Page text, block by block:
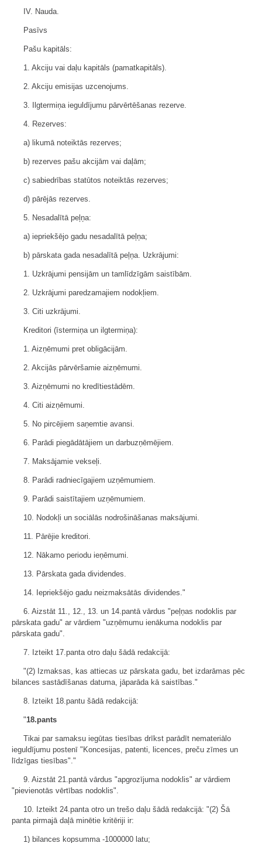
IV. Nauda.
Pasīvs
Pašu kapitāls:
1. Akciju vai daļu kapitāls (pamatkapitāls).
2. Akciju emisijas uzcenojums.
3. Ilgtermiņa ieguldījumu pārvērtēšanas rezerve.
4. Rezerves:
a) likumā noteiktās rezerves;
b) rezerves pašu akcijām vai daļām;
c) sabiedrības statūtos noteiktās rezerves;
d) pārējās rezerves.
5. Nesadalītā peļņa:
a) iepriekšējo gadu nesadalītā peļņa;
b) pārskata gada nesadalītā peļņa. Uzkrājumi:
1. Uzkrājumi pensijām un tamlīdzīgām saistībām.
2. Uzkrājumi paredzamajiem nodokļiem.
3. Citi uzkrājumi.
Kreditori (īstermiņa un ilgtermiņa):
1. Aizņēmumi pret obligācijām.
2. Akcijās pārvēršamie aizņēmumi.
3. Aizņēmumi no kredītiestādēm.
4. Citi aizņēmumi.
5. No pircējiem saņemtie avansi.
6. Parādi piegādātājiem un darbuzņēmējiem.
7. Maksājamie vekseļi.
8. Parādi radniecīgajiem uzņēmumiem.
9. Parādi saistītajiem uzņēmumiem.
10. Nodokļi un sociālās nodrošināšanas maksājumi.
11. Pārējie kreditori.
12. Nākamo periodu ieņēmumi.
13. Pārskata gada dividendes.
14. Iepriekšējo gadu neizmaksātās dividendes."
6. Aizstāt 11., 12., 13. un 14.pantā vārdus "peļņas nodoklis par
pārskata gadu" ar vārdiem "uzņēmumu ienākuma nodoklis par
pārskata gadu".
7. Izteikt 17.panta otro daļu šādā redakcijā:
"(2) Izmaksas, kas attiecas uz pārskata gadu, bet izdarāmas pēc
bilances sastādīšanas datuma, jāparāda kā saistības."
8. Izteikt 18.pantu šādā redakcijā:
"18.pants
Tikai par samaksu iegūtas tiesības drīkst parādīt nemateriālo
ieguldījumu postenī "Koncesijas, patenti, licences, preču zīmes un
līdzīgas tiesības"."
9. Aizstāt 21.pantā vārdus "apgrozījuma nodoklis" ar vārdiem
"pievienotās vērtības nodoklis".
10. Izteikt 24.panta otro un trešo daļu šādā redakcijā: "(2) Šā
panta pirmajā daļā minētie kritēriji ir:
1) bilances kopsumma -1000000 latu;